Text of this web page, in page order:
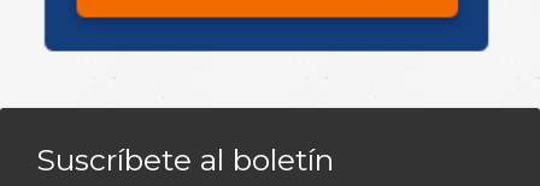
Suscríbete al boletín